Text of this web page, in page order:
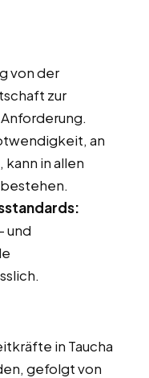
von der
zur
an
in allen
und
in Taucha
gefolgt von